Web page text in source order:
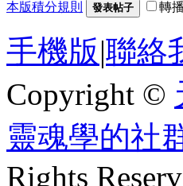
本版積分規則 發表帖子 轉
手機版|聯絡
Copyright ©
靈魂學的社
Rights